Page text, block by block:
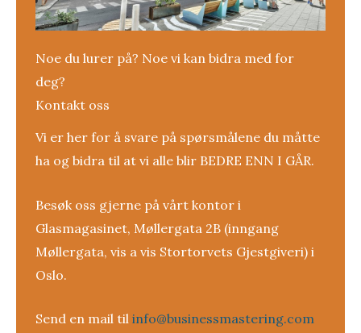
Noe du lurer på? Noe vi kan bidra med for
deg?
Kontakt oss
Vi er her for å svare på spørsmålene du måtte
ha og bidra til at vi alle blir BEDRE ENN I GÅR.
Besøk oss gjerne på vårt kontor i
Glasmagasinet, Møllergata 2B (inngang
Møllergata, vis a vis Stortorvets Gjestgiveri) i
Oslo.
Send en mail til info@businessmastering.com